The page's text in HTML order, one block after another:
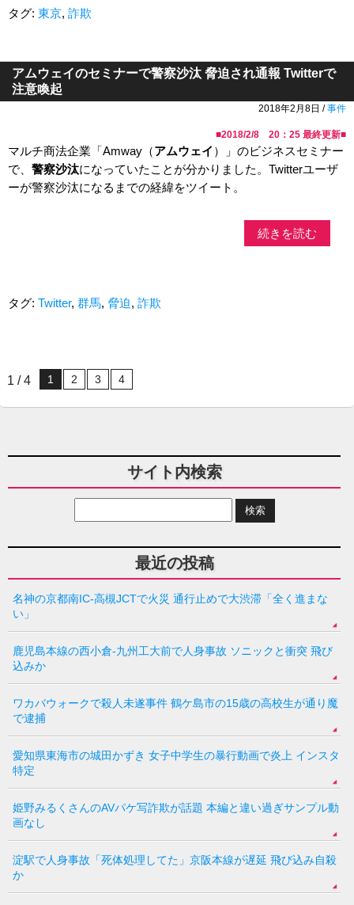
タグ: 東京, 詐欺
アムウェイのセミナーで警察沙汰 脅迫され通報 Twitterで
注意喚起
2018年2月8日 /事件
■2018/2/8 20：25 最終更新■
マルチ商法企業「Amway（アムウェイ ）」のビジネスセミナー
で、 警察沙汰になっていたことが分かりました。Twitterユーザ
ーが警察沙汰になるまでの経緯をツイート。
続きを読む
タグ: Twitter, 群馬, 脅迫, 詐欺
1 / 4 1 2 3 4
サイト内検索
最近の投稿
名神の京都南IC-高槻JCTで火災 通行止めで大渋滞「全く進まな
い」
鹿児島本線の西小倉-九州工大前で人身事故 ソニックと衝突 飛び
込みか
ワカバウォークで殺人未遂事件 鶴ケ島市の15歳の高校生が通り魔
で逮捕
愛知県東海市の城田かずき 女子中学生の暴行動画で炎上 インスタ
特定
姫野みるくさんのAVパケ写詐欺が話題 本編と違い過ぎサンプル動
画なし
淀駅で人身事故「死体処理してた」京阪本線が遅延 飛び込み自殺
か